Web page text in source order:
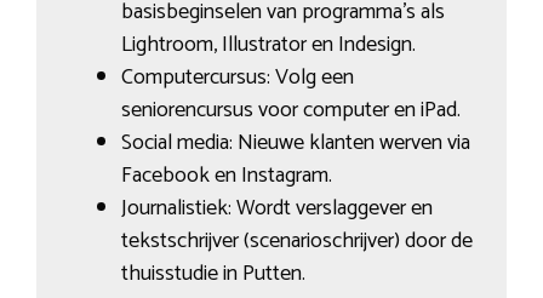
basisbeginselen van programma’s als
Lightroom, Illustrator en Indesign.
Computercursus: Volg een
seniorencursus voor computer en iPad.
Social media: Nieuwe klanten werven via
Facebook en Instagram.
Journalistiek: Wordt verslaggever en
tekstschrijver (scenarioschrijver) door de
thuisstudie in Putten.